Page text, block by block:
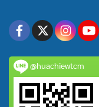
@huachiewtcm